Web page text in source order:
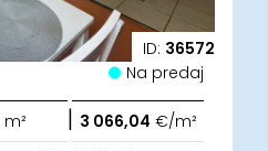
ID: 36572
Na predaj
m² | 3 066,04 €/m²